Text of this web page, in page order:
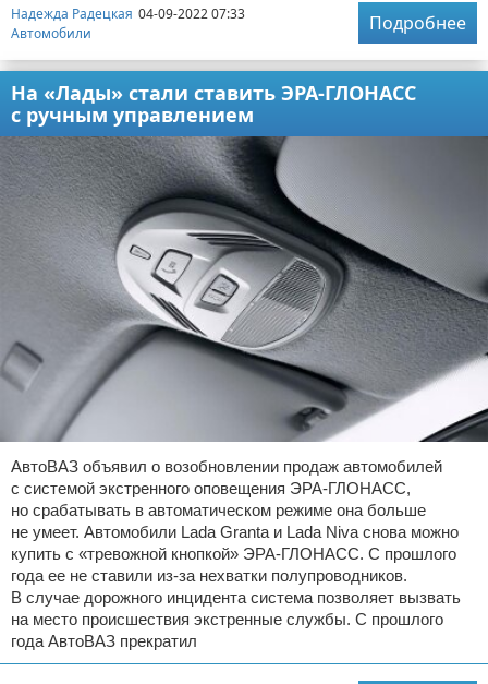
Надежда Радецкая 04-09-2022 07:33
Автомобили
Подробнее
На «Лады» стали ставить ЭРА-ГЛОНАСС
с ручным управлением
АвтоВАЗ объявил о возобновлении продаж автомобилей
с системой экстренного оповещения ЭРА-ГЛОНАСС,
но срабатывать в автоматическом режиме она больше
не умеет. Автомобили Lada Granta и Lada Niva снова можно
купить с «тревожной кнопкой» ЭРА-ГЛОНАСС. С прошлого
года ее не ставили из-за нехватки полупроводников.
В случае дорожного инцидента система позволяет вызвать
на место происшествия экстренные службы. С прошлого
года АвтоВАЗ прекратил